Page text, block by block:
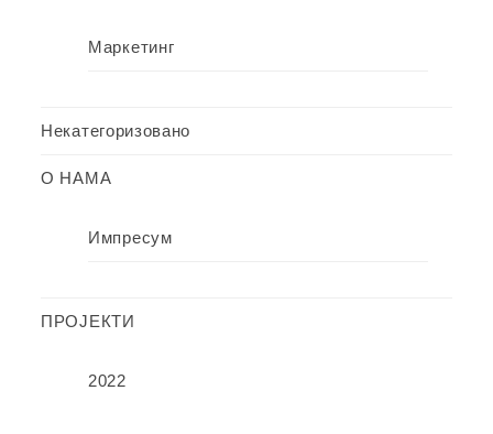
Маркетинг
Некатегоризовано
О НАМА
Импресум
ПРОЈЕКТИ
2022